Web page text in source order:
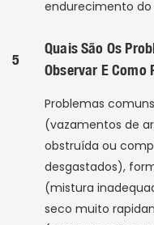
endurecimento do
5
Quais São Os
Observar E Como
Problemas
(vazamentos de
obstruída ou
desgastados),
(mistura
seco muito